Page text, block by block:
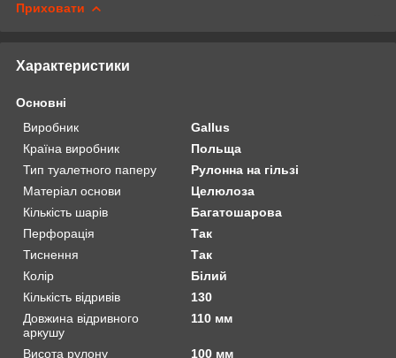
Приховати
Характеристики
Основні
Виробник
Gallus
Країна виробник
Польща
Тип туалетного паперу
Рулонна на гільзі
Матеріал основи
Целюлоза
Кількість шарів
Багатошарова
Перфорація
Так
Тиснення
Так
Колір
Білий
Кількість відривів
130
Довжина відривного
аркушу
110 мм
Висота рулону
100 мм